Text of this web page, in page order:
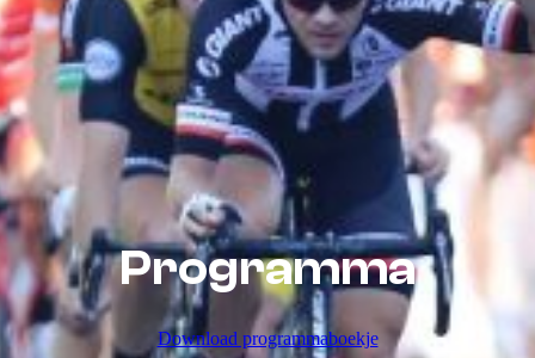
Programma
Download programmaboekje